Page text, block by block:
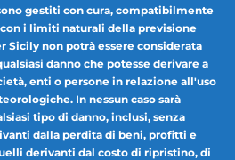
gestiti con cura, compatibilmente
i limiti naturali della previsione
Sicily non potrà essere considerata
danno che potesse derivare a
enti o persone in relazione all'uso
In nessun caso sarà
tipo di danno, inclusi, senza
dalla perdita di beni, profitti e
derivanti dal costo di ripristino, di